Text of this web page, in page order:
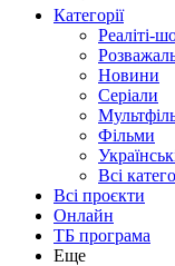
Категорії
Реаліті-
Новини
Серіали
Фільми
Всі
Всі проєкти
Онлайн
ТБ програма
Еще